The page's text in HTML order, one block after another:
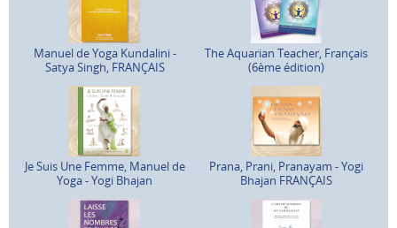
Manuel de Yoga Kundalini -
Satya Singh, FRANÇAIS
The Aquarian Teacher, Français
(6ème édition)
Je Suis Une Femme, Manuel de
Yoga - Yogi Bhajan
Prana, Prani, Pranayam - Yogi
Bhajan FRANÇAIS